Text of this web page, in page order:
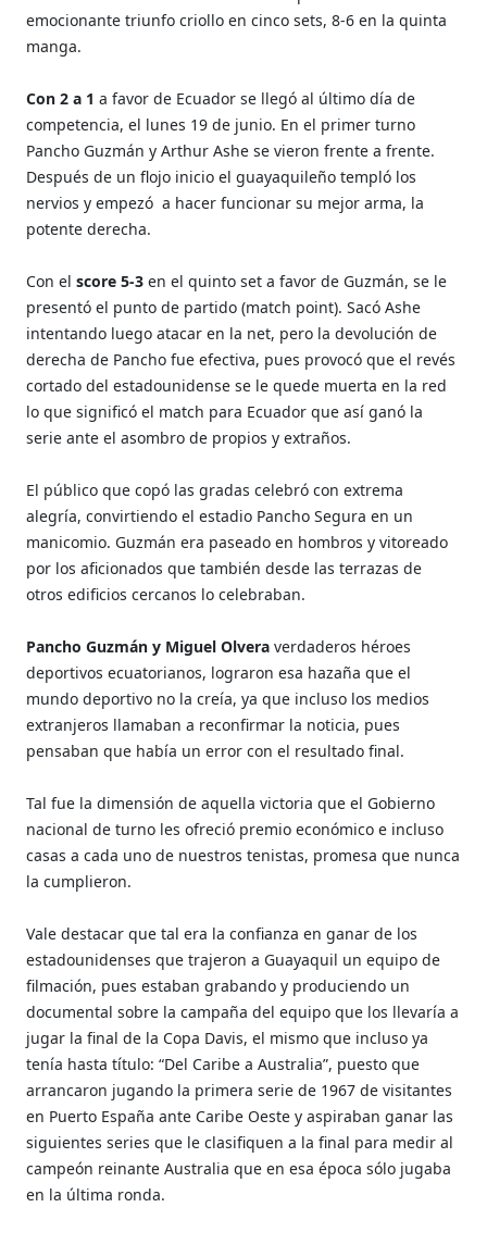
emocionante triunfo criollo en cinco sets, 8-6 en la quinta
manga.
Con 2 a 1a favor de Ecuador se llegó al último día de
competencia, el lunes 19 de junio. En el primer turno
Pancho Guzmán y Arthur Ashe se vieron frente a frente.
Después de un flojo inicio el guayaquileño templó los
nervios y empezó a hacer funcionar su mejor arma, la
potente derecha.
Con elscore 5-3en el quinto set a favor de Guzmán, se le
presentó el punto de partido (match point). Sacó Ashe
intentando luego atacar en la net, pero la devolución de
derecha de Pancho fue efectiva, pues provocó que el revés
cortado del estadounidense se le quede muerta en la red
lo que significó el match para Ecuador que así ganó la
serie ante el asombro de propios y extraños.
El público que copó las gradas celebró con extrema
alegría, convirtiendo el estadio Pancho Segura en un
manicomio. Guzmán era paseado en hombros y vitoreado
por los aficionados que también desde las terrazas de
otros edificios cercanos lo celebraban.
Pancho Guzmán y Miguel Olvera verdaderos héroes
deportivos ecuatorianos, lograron esa hazaña que el
mundo deportivo no la creía, ya que incluso los medios
extranjeros llamaban a reconfirmar la noticia, pues
pensaban que había un error con el resultado final.
Tal fue la dimensión de aquella victoria que el Gobierno
nacional de turno les ofreció premio económico e incluso
casas a cada uno de nuestros tenistas, promesa que nunca
la cumplieron.
Vale destacar que tal era la confianza en ganar de los
estadounidenses que trajeron a Guayaquil un equipo de
filmación, pues estaban grabando y produciendo un
documental sobre la campaña del equipo que los llevaría a
jugar la final de la Copa Davis, el mismo que incluso ya
tenía hasta título: “Del Caribe a Australia”, puesto que
arrancaron jugando la primera serie de 1967 de visitantes
en Puerto España ante Caribe Oeste y aspiraban ganar las
siguientes series que le clasifiquen a la final para medir al
campeón reinante Australia que en esa época sólo jugaba
en la última ronda.